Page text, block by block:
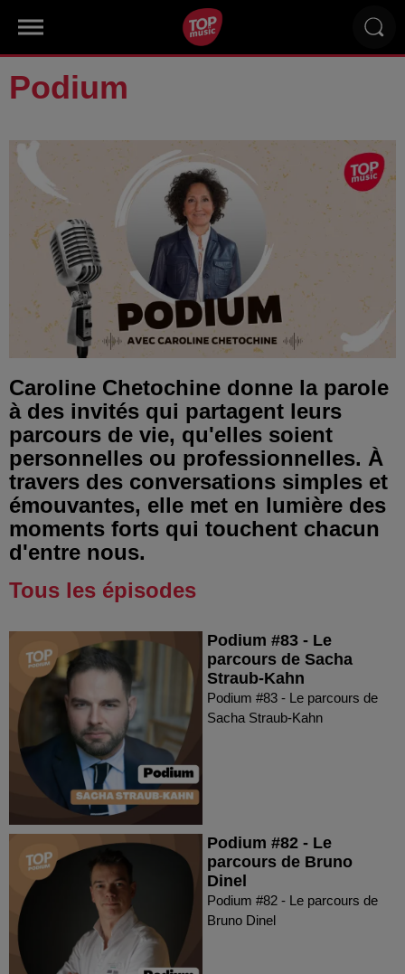
Podium
Caroline Chetochine donne la parole
à des invités qui partagent leurs
parcours de vie, qu'elles soient
personnelles ou professionnelles. À
travers des conversations simples et
émouvantes, elle met en lumière des
moments forts qui touchent chacun
d'entre nous.
Tous les épisodes
Podium #83 - Le
parcours de Sacha
Straub-Kahn
Podium #83 - Le parcours de
Sacha Straub-Kahn
Podium #82 - Le
parcours de Bruno
Dinel
Podium #82 - Le parcours de
Bruno Dinel